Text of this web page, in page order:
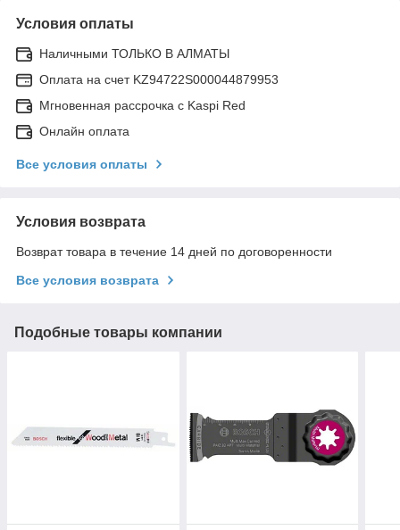
Условия оплаты
Наличными ТОЛЬКО В АЛМАТЫ
Оплата на счет KZ94722S000044879953
Мгновенная рассрочка с Kaspi Red
Онлайн оплата
Все условия оплаты
Условия возврата
Возврат товара в течение 14 дней по договоренности
Все условия возврата
Подобные товары компании